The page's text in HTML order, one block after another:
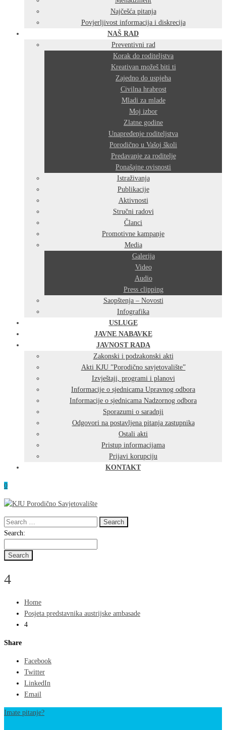
Najčešća pitanja
Povjerljivost informacija i diskrecija
NAŠ RAD
Preventivni rad
Korak do roditeljstva
Kreativan možeš biti ti
Zajedno do uspjeha
Civilna hrabrost
Mladi za mlade
Moj izbor
Zlatne godine
Unapređenje roditeljstva
Porodično u Vašoj školi
Predavanje za roditelje
Ponašajne ovisnosti
Istraživanja
Publikacije
Aktivnosti
Stručni radovi
Članci
Promotivne kampanje
Media
Galerija
Video
Audio
Press clipping
Saopštenja – Novosti
Infografika
USLUGE
JAVNE NABAVKE
JAVNOST RADA
Zakonski i podzakonski akti
Akti KJU ”Porodično savjetovalište”
Izvještaji, programi i planovi
Informacije o sjednicama Upravnog odbora
Informacije o sjednicama Nadzornog odbora
Sporazumi o saradnji
Odgovori na postavljena pitanja zastupnika
Ostali akti
Pristup informacijama
Prijavi korupciju
KONTAKT
0
Search
for:
Search
Search:
4
Home
Posjeta predstavnika austrijske ambasade
4
Share
Facebook
Twitter
LinkedIn
Email
Imate pitanje?